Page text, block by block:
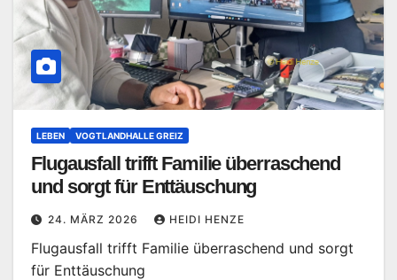
LEBEN VOGTLANDHALLE GREIZ
Flugausfall trifft Familie überraschend
und sorgt für Enttäuschung
24. MÄRZ 2026 HEIDI HENZE
Flugausfall trifft Familie überraschend und sorgt
für Enttäuschung